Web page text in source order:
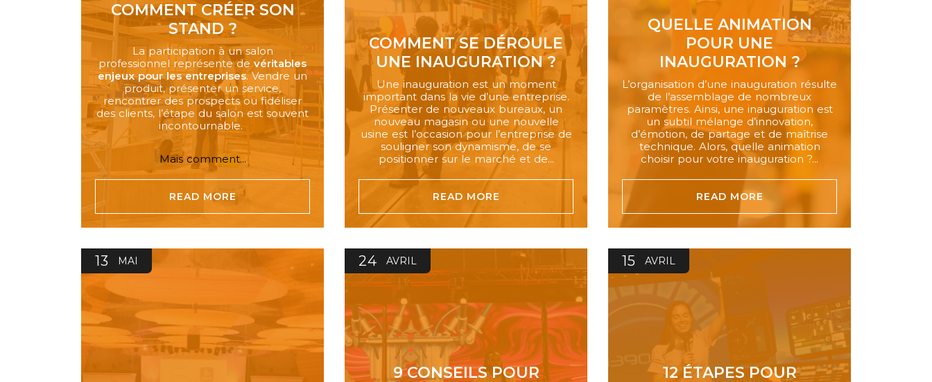
COMMENT CRÉER SON
STAND ?
La participation à un salon
professionnel représente de véritables
enjeux pour les entreprises. Vendre un
produit, présenter un service,
rencontrer des prospects ou fidéliser
des clients, l’étape du salon est souvent
incontournable.
Mais comment...
READ MORE
COMMENT SE DÉROULE
UNE INAUGURATION ?
Une inauguration est un moment
important dans la vie d’une entreprise.
Présenter de nouveaux bureaux, un
nouveau magasin ou une nouvelle
usine est l’occasion pour l’entreprise de
souligner son dynamisme, de se
positionner sur le marché et de...
READ MORE
QUELLE ANIMATION
POUR UNE
INAUGURATION ?
L’organisation d’une inauguration résulte
de l’assemblage de nombreux
paramètres. Ainsi, une inauguration est
un subtil mélange d’innovation,
d’émotion, de partage et de maîtrise
technique. Alors, quelle animation
choisir pour votre inauguration ?...
READ MORE
13 MAI 24 AVRIL
9 CONSEILS POUR
15 AVRIL
12 ÉTAPES POUR